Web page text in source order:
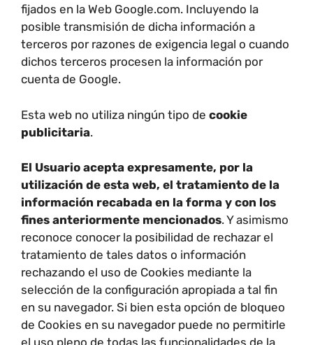
fijados en la Web Google.com. Incluyendo la
posible transmisión de dicha información a
terceros por razones de exigencia legal o cuando
dichos terceros procesen la información por
cuenta de Google.
Esta web no utiliza ningún tipo de cookie
publicitaria.
El Usuario acepta expresamente, por la
utilización de esta web, el tratamiento de la
información recabada en la forma y con los
fines anteriormente mencionados. Y asimismo
reconoce conocer la posibilidad de rechazar el
tratamiento de tales datos o información
rechazando el uso de Cookies mediante la
selección de la configuración apropiada a tal fin
en su navegador. Si bien esta opción de bloqueo
de Cookies en su navegador puede no permitirle